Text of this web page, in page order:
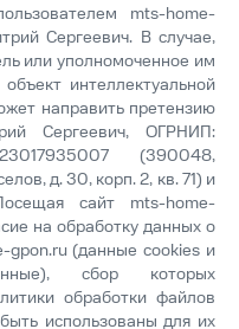
mts-home-
Сергеевич. В случае,
или уполномоченное им
интеллектуальной
направить претензию
Сергеевич, ОГРНИП:
(390048,
д. 30, корп. 2, кв. 71) и
сайт mts-home-
на обработку данных о
(данные cookies и
сбор которых
обработки файлов
использованы для их